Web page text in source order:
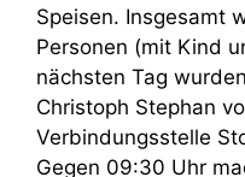
Speisen. Insgesamt
Personen (mit Kind
nächsten Tag
Christoph Stephan
Verbindungsstelle
Gegen 09:30 Uhr